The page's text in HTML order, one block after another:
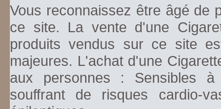
Vous reconnaissez être âgé de
ce site. La vente d'une
produits vendus sur ce site
majeures. L'achat d'une
aux personnes : Sensibles
souffrant de risques cardio-